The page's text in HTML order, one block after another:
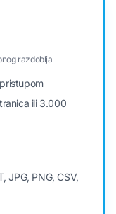
razdoblja
ili 3.000
JPG, PNG, CSV,